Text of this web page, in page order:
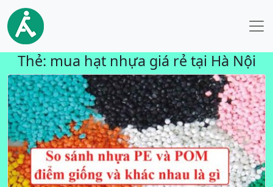
Thẻ: mua hạt nhựa giá rẻ tại Hà Nội